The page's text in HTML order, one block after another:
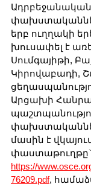
երբ ուղղակի
խուսափել է
Սումգայիթի,
Կիրովաբադի,
Արցախի
մասին է
փաստաթուղթը`
https://
76209.pdf,